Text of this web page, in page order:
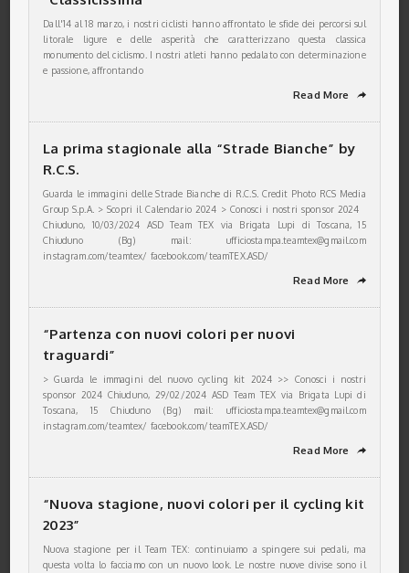
Dall'14 al 18 marzo, i nostri ciclisti hanno affrontato le sfide dei percorsi sul
litorale ligure e delle asperità che caratterizzano questa classica
monumento del ciclismo. I nostri atleti hanno pedalato con determinazione
e passione, affrontando
Read More ➦
La prima stagionale alla “Strade Bianche” by
R.C.S.
Guarda le immagini delle Strade Bianche di R.C.S. Credit Photo RCS Media
Group S.p.A. > Scopri il Calendario 2024 > Conosci i nostri sponsor 2024
Chiuduno, 10/03/2024 ASD Team TEX via Brigata Lupi di Toscana, 15
Chiuduno (Bg) mail: ufficiostampa.teamtex@gmail.com
instagram.com/teamtex/ facebook.com/teamTEX.ASD/
Read More ➦
“Partenza con nuovi colori per nuovi
traguardi”
> Guarda le immagini del nuovo cycling kit 2024 >> Conosci i nostri
sponsor 2024 Chiuduno, 29/02/2024 ASD Team TEX via Brigata Lupi di
Toscana, 15 Chiuduno (Bg) mail: ufficiostampa.teamtex@gmail.com
instagram.com/teamtex/ facebook.com/teamTEX.ASD/
Read More ➦
“Nuova stagione, nuovi colori per il cycling kit
2023”
Nuova stagione per il Team TEX: continuiamo a spingere sui pedali, ma
questa volta lo facciamo con un nuovo look. Le nostre nuove divise sono il